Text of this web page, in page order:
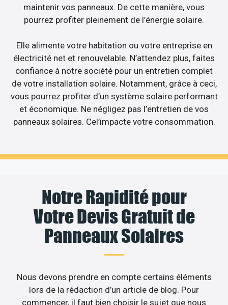
maintenir vos panneaux. De cette manière, vous
pourrez profiter pleinement de l’énergie solaire.
Elle alimente votre habitation ou votre entreprise en
électricité net et renouvelable. N’attendez plus, faites
confiance à notre société pour un entretien complet
de votre installation solaire. Notamment, grâce à ceci,
vous pourrez profiter d’un système solaire performant
et économique. Ne négligez pas l’entretien de vos
panneaux solaires. Cel’impacte votre consommation.
Notre Rapidité pour
Votre Devis Gratuit de
Panneaux Solaires
Nous devons prendre en compte certains éléments
lors de la rédaction d’un article de blog. Pour
commencer, il faut bien choisir le sujet que nous